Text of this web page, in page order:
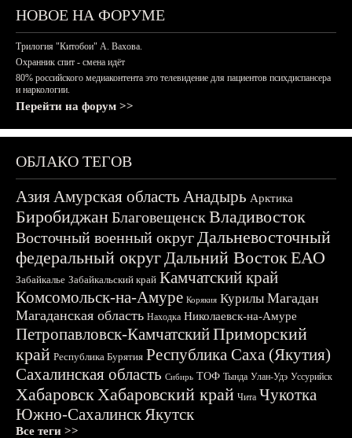
НОВОЕ НА ФОРУМЕ
Трилогия "Китобои" А. Вахова.
Охранник спит - смена идёт
80% российского медиаконтента это телевидение для пациентов психдиспансера
и наркологии.
Перейти на форум >>
ОБЛАКО ТЕГОВ
АзияАмурская область Анадырь Арктика
БиробиджанБлаговещенскВладивосток
Восточный военный округДальневосточный
федеральный округДальний ВостокЕАО
Забайкалье Забайкальский край Камчатский край
Комсомольск-на-Амуре Корякия Курилы Магадан
Магаданская область Находка Николаевск-на-Амуре
Петропавловск-КамчатскийПриморский
край Республика Бурятия Республика Саха (Якутия)
Сахалинская область Сибирь ТОФ Тында Улан-Удэ Уссурийск
ХабаровскХабаровский край Чита Чукотка
Южно-СахалинскЯкутск
Все теги >>